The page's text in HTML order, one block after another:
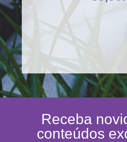
Receba
conteúdos